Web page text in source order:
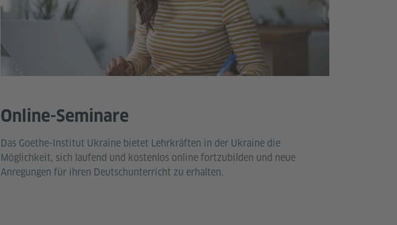
Online-Seminare
Das Goethe-Institut Ukraine bietet Lehrkräften in der Ukraine die
Möglichkeit, sich laufend und kostenlos online fortzubilden und neue
Anregungen für ihren Deutschunterricht zu erhalten.